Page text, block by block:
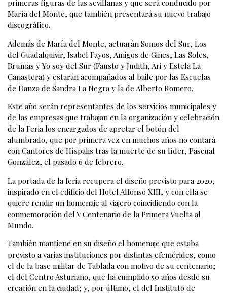
primeras figuras de las sevillanas y que será conducido por
María del Monte, que también presentará su nuevo trabajo
discográfico.
Además de María del Monte, actuarán Somos del Sur, Los
del Guadalquivir, Isabel Fayos, Amigos de Gines, Las Soles,
Brumas y Yo soy del Sur (Fausto y Judith, Ari y Estela La
Canastera) y estarán acompañados al baile por las Escuelas
de Danza de Sandra La Negra y la de Alberto Romero.
Este año serán representantes de los servicios municipales y
de las empresas que trabajan en la organización y celebración
de la Feria los encargados de apretar el botón del
alumbrado, que por primera vez en muchos años no contará
con Cantores de Híspalis tras la muerte de su líder, Pascual
González, el pasado 6 de febrero.
La portada de la feria recupera el diseño previsto para 2020,
inspirado en el edificio del Hotel Alfonso XIII, y con ella se
quiere rendir un homenaje al viajero coincidiendo con la
conmemoración del V Centenario de la Primera Vuelta al
Mundo.
También mantiene en su diseño el homenaje que estaba
previsto a varias instituciones por distintas efemérides, como
el de la base militar de Tablada con motivo de su centenario;
el del Centro Asturiano, que ha cumplido 50 años desde su
creación en la ciudad; y, por último, el del Instituto de